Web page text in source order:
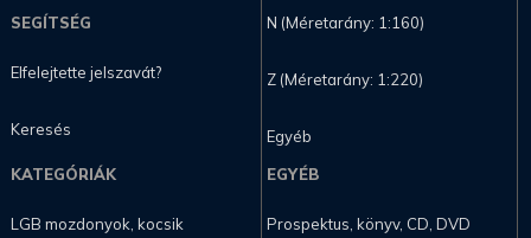
SEGÍTSÉG
Elfelejtette jelszavát?
Keresés
N (Méretarány: 1:160)
Z (Méretarány: 1:220)
Egyéb
KATEGÓRIÁK
LGB mozdonyok, kocsik
EGYÉB
Prospektus, könyv, CD, DVD